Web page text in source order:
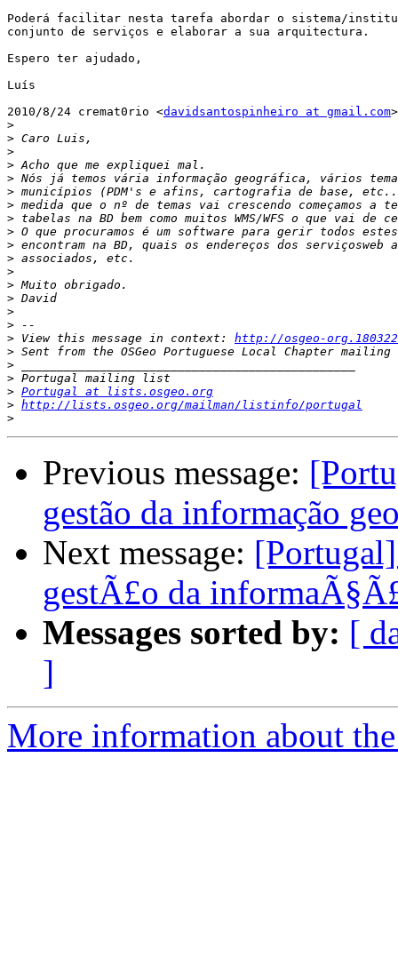
Poderá facilitar nesta tarefa abordar o sistema/
conjunto de serviços e elaborar a sua arquitectura.
Espero ter ajudado,
Luís
2010/8/24 cremat0rio <davidsantospinheiro at gmail.com
>
>
>
>
>
>
>
>
>
>
>
>
>
>
>
>
> View this message in context: http://osgeo-
>
>
>
> Portugal at lists.osgeo.org
> http://lists.osgeo.org/mailman/listinfo/portugal
>
Previous message:
gestão da informação
Next message:
gestÃ£o da
Messages sorted by: [
]
More information about